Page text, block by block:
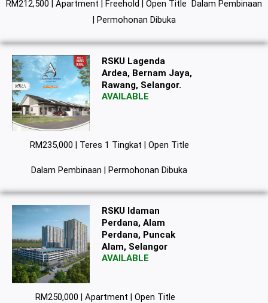
RM212,500 | Apartment | Freehold | Open Title Dalam Pembinaan
| Permohonan Dibuka
RSKU Lagenda
Ardea, Bernam Jaya,
Rawang, Selangor.
AVAILABLE
RM235,000 | Teres 1 Tingkat | Open Title
Dalam Pembinaan | Permohonan Dibuka
RSKU Idaman
Perdana, Alam
Perdana, Puncak
Alam, Selangor
AVAILABLE
RM250,000 | Apartment | Open Title